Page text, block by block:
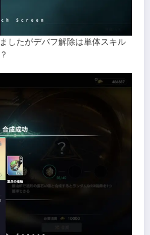
したがデバフ解除は単体スキル